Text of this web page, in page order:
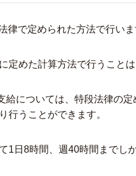
律で定められた方法で行い
めた計算方法で行うことは
給については、特段法律の
行うことができます。
1日8時間、週40時間までし